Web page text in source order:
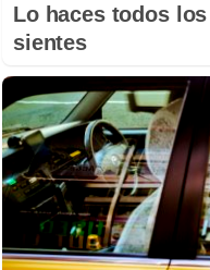
Lo haces todos
sientes